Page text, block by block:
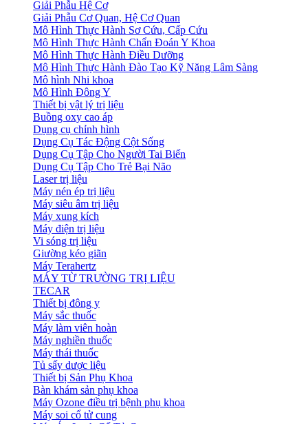
Giải Phẫu Hệ Cơ
Giải Phẫu Cơ Quan, Hệ Cơ Quan
Mô Hình Thực Hành Sơ Cứu, Cấp Cứu
Mô Hình Thực Hành Chẩn Đoán Y Khoa
Mô Hình Thực Hành Điều Dưỡng
Mô Hình Thực Hành Đào Tạo Kỹ Năng Lâm Sàng
Mô hình Nhi khoa
Mô Hình Đông Y
Thiết bị vật lý trị liệu
Buồng oxy cao áp
Dụng cụ chỉnh hình
Dụng Cụ Tác Động Cột Sống
Dụng Cụ Tập Cho Người Tai Biến
Dụng Cụ Tập Cho Trẻ Bại Não
Laser trị liệu
Máy nén ép trị liệu
Máy siêu âm trị liệu
Máy xung kích
Máy điện trị liệu
Vi sóng trị liệu
Giường kéo giãn
Máy Terahertz
MÁY TỪ TRƯỜNG TRỊ LIỆU
TECAR
Thiết bị đông y
Máy sắc thuốc
Máy làm viên hoàn
Máy nghiền thuốc
Máy thái thuốc
Tủ sấy dược liệu
Thiết bị Sản Phụ Khoa
Bàn khám sản phụ khoa
Máy Ozone điều trị bệnh phụ khoa
Máy soi cổ tử cung